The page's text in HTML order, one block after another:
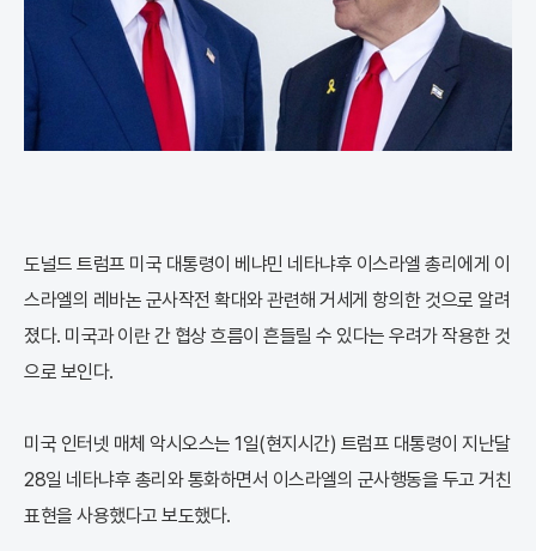
도널드 트럼프 미국 대통령이 베냐민 네타냐후 이스라엘 총리에게 이
스라엘의 레바논 군사작전 확대와 관련해 거세게 항의한 것으로 알려
졌다. 미국과 이란 간 협상 흐름이 흔들릴 수 있다는 우려가 작용한 것
으로 보인다.
미국 인터넷 매체 악시오스는 1일(현지시간) 트럼프 대통령이 지난달
28일 네타냐후 총리와 통화하면서 이스라엘의 군사행동을 두고 거친
표현을 사용했다고 보도했다.